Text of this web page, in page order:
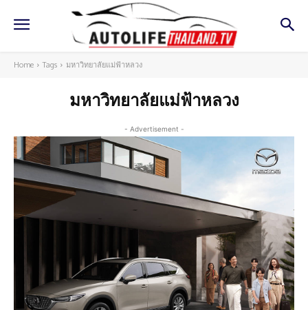
Home Tags มหาวิทยาลัยแม่ฟ้าหลวง
มหาวิทยาลัยแม่ฟ้าหลวง
- Advertisement -